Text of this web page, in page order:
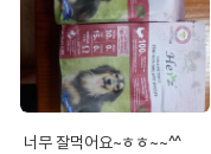
너무 잘먹어요~ㅎㅎ~~^^